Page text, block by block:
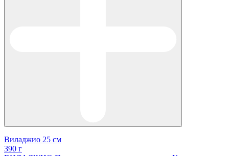
Виладжио 25 см
390 г